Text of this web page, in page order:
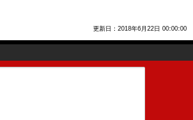
更新日：2018年6月22日 00:00:00